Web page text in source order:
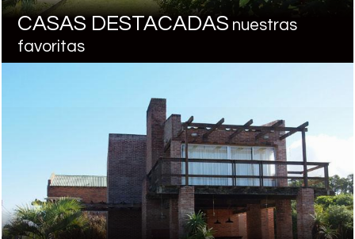
CASAS DESTACADAS nuestras
favoritas